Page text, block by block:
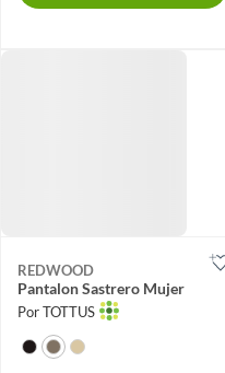
REDWOOD
Pantalon Sastrero Mujer
Por TOTTUS